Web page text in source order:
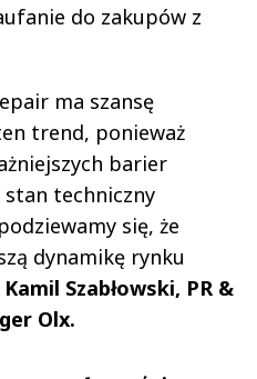
do zakupów z
ma szansę
trend, ponieważ
barier
stan techniczny
się, że
dynamikę rynku
Kamil Szabłowski, PR &
Olx.